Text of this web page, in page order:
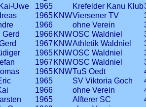
Uwe 1965 Krefelder Kanu Klub
1965KNWViersener TV
1966 ohne Verein
Gerd 1966KNWOSC Waldniel
1967 KNWAthletik Waldniel
1965KNWOSC Waldniel
1967 KNWOSC Waldniel
1965KNWTuS Oedt
1965 SV Viktoria Goch
1966 ohne Verein
1965 Alfterer SC